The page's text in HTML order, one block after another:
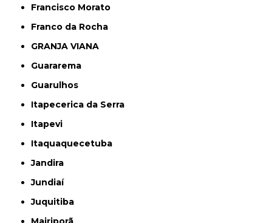
Francisco Morato
Franco da Rocha
GRANJA VIANA
Guararema
Guarulhos
Itapecerica da Serra
Itapevi
Itaquaquecetuba
Jandira
Jundiaí
Juquitiba